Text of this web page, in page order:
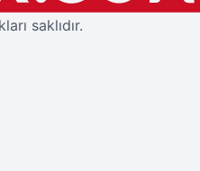
saklıdır.